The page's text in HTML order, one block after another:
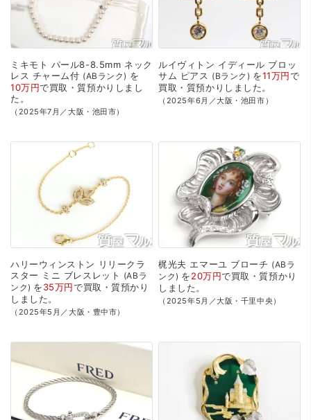
ミキモト パール8-8.5mm ネック
レス チャーム付 ABランク
を
10万円で買取・質預かり しまし
た。
（2025年7月／大阪・池田市）
ルイヴィトン イディール ブロッ
サム ピアス Bランク を11万円で
買取・質預かり しました。
（2025年6月／大阪・池田市）
ハリーウィンストン
リリークラ
スター ミニ ブレスレット
ABラ
ンク を35万円で買取・質預かり
しました。
（2025年5月／大阪・豊中市）
梶光夫 エマーユ ブローチ
ABラ
ンク を20万円で買取・質預かり
しました。
（2025年5月／大阪・千里中央）